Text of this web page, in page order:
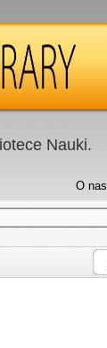
Nauki.
O nas